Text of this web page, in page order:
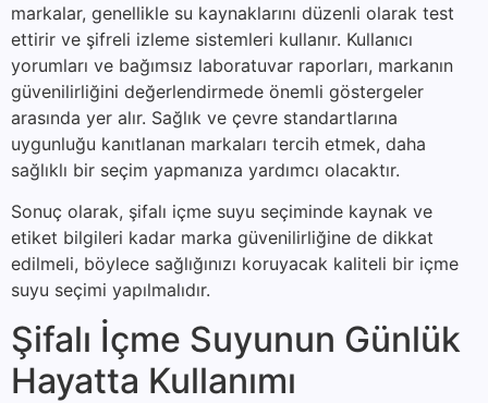
markalar, genellikle su kaynaklarını düzenli olarak test
ettirir ve şifreli izleme sistemleri kullanır. Kullanıcı
yorumları ve bağımsız laboratuvar raporları, markanın
güvenilirliğini değerlendirmede önemli göstergeler
arasında yer alır. Sağlık ve çevre standartlarına
uygunluğu kanıtlanan markaları tercih etmek, daha
sağlıklı bir seçim yapmanıza yardımcı olacaktır.
Sonuç olarak, şifalı içme suyu seçiminde kaynak ve
etiket bilgileri kadar marka güvenilirliğine de dikkat
edilmeli, böylece sağlığınızı koruyacak kaliteli bir içme
suyu seçimi yapılmalıdır.
Şifalı İçme Suyunun Günlük
Hayatta Kullanımı